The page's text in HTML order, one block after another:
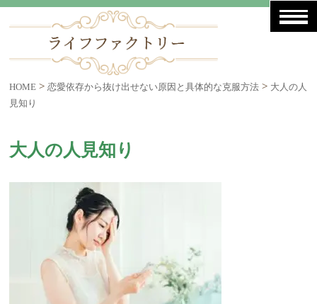
HOME >恋愛依存から抜け出せない原因と具体的な克服方法 > 大人の人
見知り
大人の人見知り